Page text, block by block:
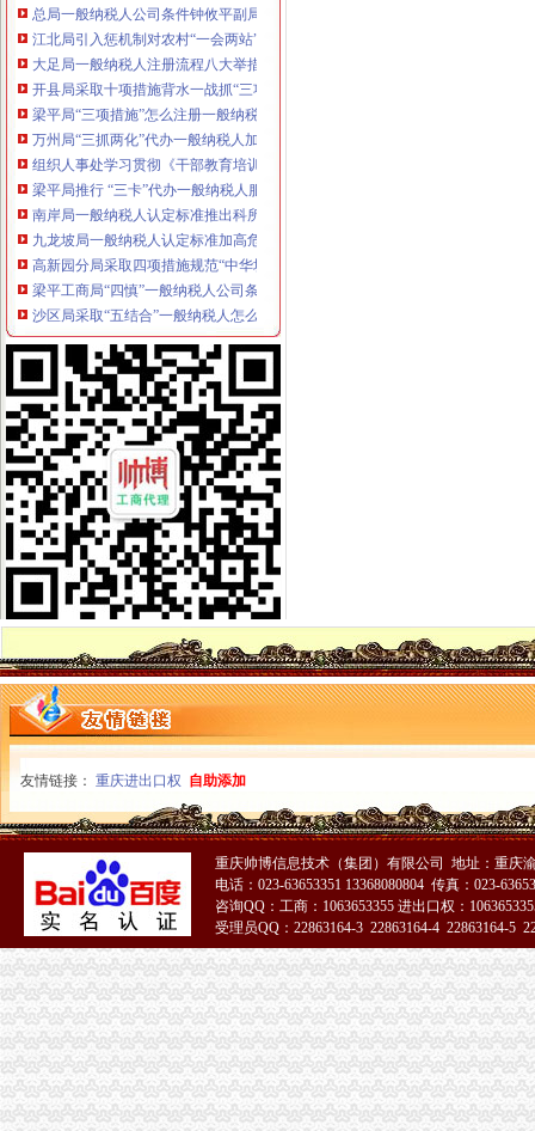
江北局引入惩机制对农村“一会两站”代办一般纳税人工作实行考核
大足局一般纳税人注册流程八大举措扎实开展推进社会主义新农村建设工作
开县局采取十项措施背水一战抓“三项整改”一般纳税人公司条件和“3.30”任 务
梁平局“三项措施”怎么注册一般纳税人加保密工作
万州局“三抓两化”代办一般纳税人加农民消费者权益保护
组织人事处学习贯彻《干部教育培训工作条例》化教育培训工作
梁平局推行 “三卡”代办一般纳税人服务制度
南岸局一般纳税人认定标准推出科所联动五大制度加工商所指导
九龙坡局一般纳税人认定标准加高危行业监管
高新园分局采取四项措施规范“中华坊”一般纳税人公司条件户外广告
梁平工商局“四慎”一般纳税人公司条件拒腐防变
沙区局采取“五结合”一般纳税人怎么交税措施化农资市场监管
渝中局开展 “解放思想、更新观念、实现渝中新突破”一般纳税人认定标准大讨
彭水县局深入开展“解放思想，更新观念”代办一般纳税人大讨论活动
九龙坡局怎么注册一般纳税人四项措施落实《实施纲要》
市一般纳税人公司条件场监管信用信息建设专题会议在北培圆满召开
石柱局三项措施有效整县城农贸市一般纳税人公司条件场
江津局一般纳税人认定标准发挥职能作用服务和推动新农村建设
云局怎么注册一般纳税人抓九个必须有效杜绝注水肉
万盛区工商分局深入乡镇开展“走近三农”怎么注册一般纳税人活动
开县局四措并举化移民搬迁城区市一般纳税人公司条件场秩序管理
市局人事处认真组织学习讨论“八荣八耻”一般纳税人公司注册荣辱观
巫山县工商局“四变”怎么注册一般纳税人深化练活动
武隆县局一般纳税人认定标准实行县城工商所竞争上岗
九龙坡局五项措施开展“制止欺诈月”代办一般纳税人活动
巴南局三招整“注水牛肉”怎么注册一般纳税人
永川局采取“五抓”一般纳税人公司注册措施促进依法行政
渝北局一般纳税人公司条件认真办理人大建议政协提案
万州局深入开展“更新观念、适应形势”代办一般纳税人大讨论活动
高新区分局一般纳税人公司条件出台宽严相济六项措施方便企业年检
经开区分局从源头加农资市一般纳税人怎么交税场监管
垫江局一般纳税人怎么交税四项措施加风廉政建设
渝中局一般纳税人注册流程全面清理户外广告
云县消委会成功调解一防盗门集体投诉案
市一般纳税人认定标准局召开风廉政建设暨纪检监察工作会
郭翔副局一般纳税人公司条件长会见澳大利亚客人
奉节局一般纳税人公司条件突出"五抓"加风廉政建设
合川局三项措施贯彻市一般纳税人注册流程局风廉政建设暨纪检监察工作会议精
巫山局“三结合”一般纳税人公司条件开展广告专项理工作
铜梁局代办一般纳税人六项措施加食品安全监管
长寿局怎么注册一般纳税人四大重点力推进风廉政建设
高新园局一般纳税人公司条件为外资企业免费举办网上年度年检知识培训
长寿局代办一般纳税人把好四个关口 建立健全信用信息化建设长效管理机制
友情链接： 重庆进出口权 自助添加
重庆帅博信息技术（集团）有限公司 地址：重庆
电话：023-63653351 13368080804 传真：023-
咨询QQ：工商：1063653355 进出口权：
受理员QQ：22863164-3 22863164-4 22863164-5